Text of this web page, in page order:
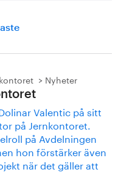
Nyheter
Valentic på sitt
på Jernkontoret.
på Avdelningen
hon förstärker även
när det gäller att